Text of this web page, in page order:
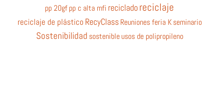
pp 20gfpp c alta mfi reciclado reciclaje
reciclaje de plástico RecyClass Reuniones feria K seminario
Sostenibilidad sostenible usos de polipropileno